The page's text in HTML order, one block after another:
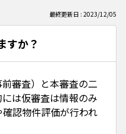
最終更新日 : 2023/12/05
すか？
審査）と本審査の二
は仮審査は情報のみ
認物件評価が行われ